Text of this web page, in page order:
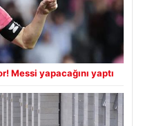
Messi yapacağını yaptı